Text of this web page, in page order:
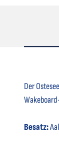
Der
Besatz: